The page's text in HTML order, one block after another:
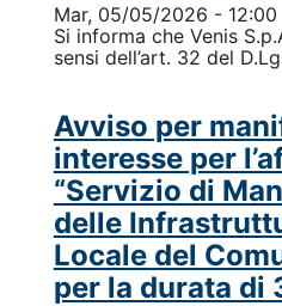
Mar, 05/05/2026 - 12:00
Si informa che Venis
sensi dell’art. 32 del
Avviso per
interesse per
“Servizio di
delle
Locale del
per la durata di